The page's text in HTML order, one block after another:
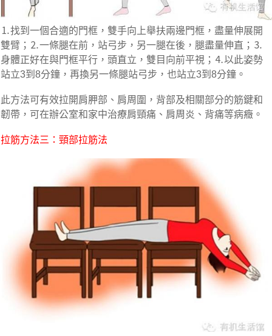
⒈找到一個合適的門框，雙手向上舉扶兩邊門框，盡量伸展開
雙臂；⒉一條腿在前，站弓步，另一腿在後，腿盡量伸直；⒊
身體正好在與門框平行，頭直立，雙目向前平視；⒋以此姿勢
站立3到8分鐘，再換另一條腿站弓步，也站立3到8分鐘。
此方法可有效拉開肩胛部、肩周圍，背部及相關部分的筋鍵和
韌帶，可在辦公室和家中治療肩頸痛、肩周炎、背痛等病癥。
拉筋方法三：頸部拉筋法